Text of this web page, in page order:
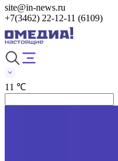
site@in-news.ru
+7(3462) 22-12-11 (6109)
11 ℃